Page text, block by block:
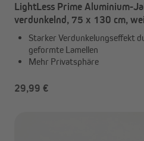
LightLess Prime Aluminium-
verdunkelnd, 75 x 130 cm,
Starker Verdunkelungseffekt
geformte Lamellen
Mehr Privatsphäre
29,99 €